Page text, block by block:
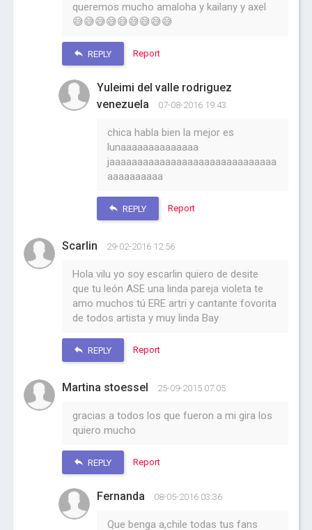
queremos mucho amaloha y kailany y axel
😅😅😅😅😅😅😅😅😅
REPLY Report
Yuleimi del valle rodriguez
venezuela
07-08-2016 19:43
chica habla bien la mejor es
lunaaaaaaaaaaaaaa
jaaaaaaaaaaaaaaaaaaaaaaaaaaaaaa
aaaaaaaaaa
REPLY Report
Scarlin 29-02-2016 12:56
Hola vilu yo soy escarlin quiero de desite
que tu león ASE una linda pareja violeta te
amo muchos tú ERE artri y cantante fovorita
de todos artista y muy linda Bay
REPLY Report
Martina stoessel 25-09-2015 07:05
gracias a todos los que fueron a mi gira los
quiero mucho
REPLY Report
Fernanda 08-05-2016 03:36
Que benga a,chile todas tus fans